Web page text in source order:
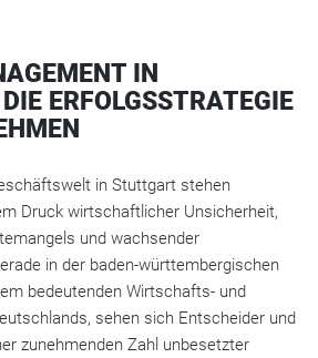
IN
ERFOLGSSTRATEGIE
in Stuttgart stehen
Druck wirtschaftlicher Unsicherheit,
und wachsender
in der baden-württembergischen
bedeutenden Wirtschafts- und
sehen sich Entscheider und
zunehmenden Zahl unbesetzter